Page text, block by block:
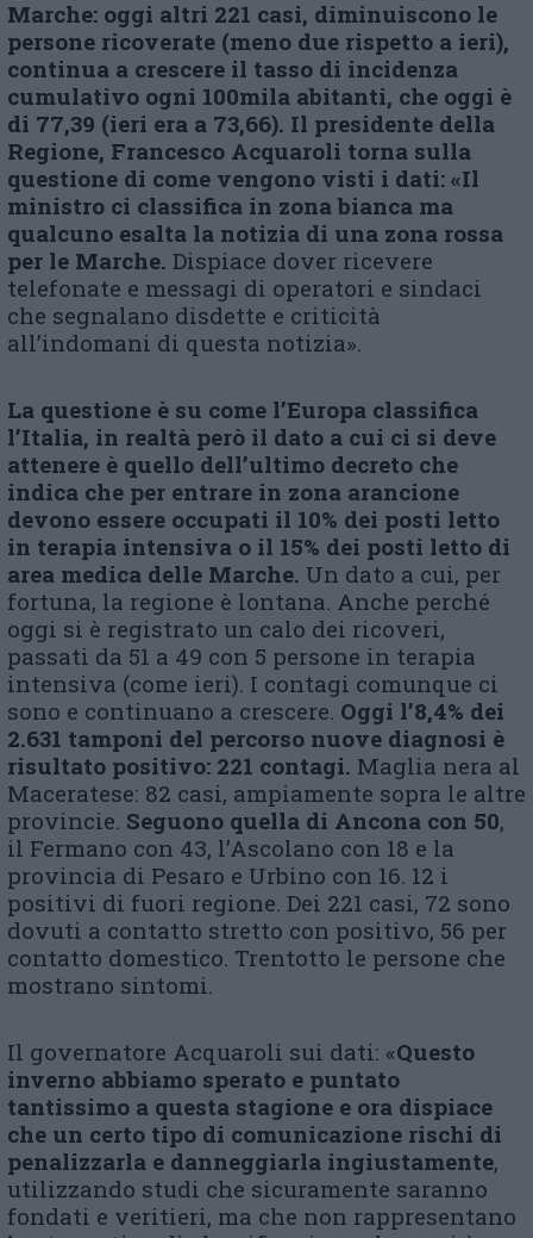
Marche: oggi altri 221 casi, diminuiscono le
persone ricoverate (meno due rispetto a ieri),
continua a crescere il tasso di incidenza
cumulativo ogni 100mila abitanti, che oggi è
di 77,39 (ieri era a 73,66). Il presidente della
Regione, Francesco Acquaroli torna sulla
questione di come vengono visti i dati: «Il
ministro ci classifica in zona bianca ma
qualcuno esalta la notizia di una zona rossa
per le Marche. Dispiace dover ricevere
telefonate e messagi di operatori e sindaci
che segnalano disdette e criticità
all’indomani di questa notizia».
La questione è su come l’Europa classifica
l’Italia, in realtà però il dato a cui ci si deve
attenere è quello dell’ultimo decreto che
indica che per entrare in zona arancione
devono essere occupati il 10% dei posti letto
in terapia intensiva o il 15% dei posti letto di
area medica delle Marche. Un dato a cui, per
fortuna, la regione è lontana. Anche perché
oggi si è registrato un calo dei ricoveri,
passati da 51 a 49 con 5 persone in terapia
intensiva (come ieri). I contagi comunque ci
sono e continuano a crescere. Oggi l’8,4% dei
2.631 tamponi del percorso nuove diagnosi è
risultato positivo: 221 contagi. Maglia nera al
Maceratese: 82 casi, ampiamente sopra le altre
provincie. Seguono quella di Ancona con 50,
il Fermano con 43, l’Ascolano con 18 e la
provincia di Pesaro e Urbino con 16. 12 i
positivi di fuori regione. Dei 221 casi, 72 sono
dovuti a contatto stretto con positivo, 56 per
contatto domestico. Trentotto le persone che
mostrano sintomi.
Il governatore Acquaroli sui dati: «Questo
inverno abbiamo sperato e puntato
tantissimo a questa stagione e ora dispiace
che un certo tipo di comunicazione rischi di
penalizzarla e danneggiarla ingiustamente,
utilizzando studi che sicuramente saranno
fondati e veritieri, ma che non rappresentano